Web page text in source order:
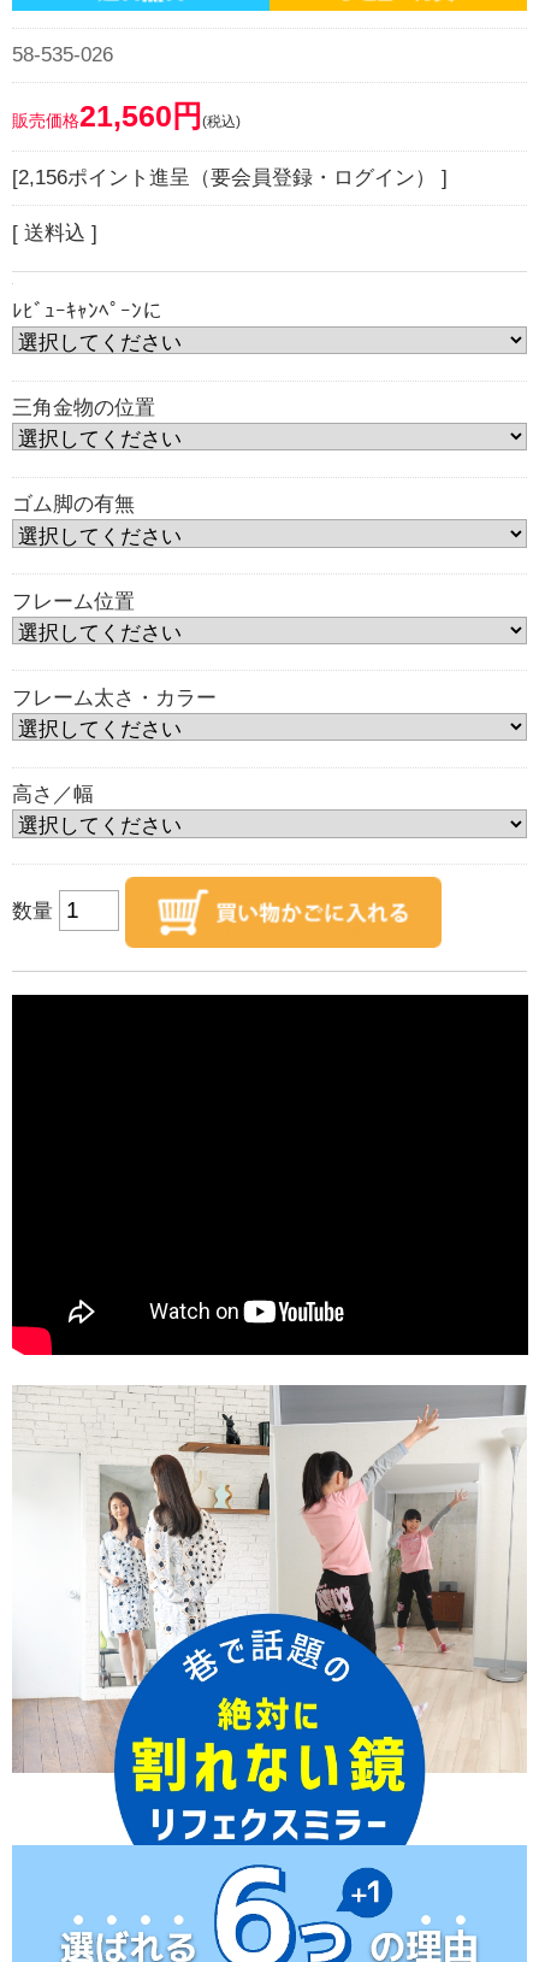
58-535-026
販売価格21,560円 (税込)
[2,156ポイント進呈（要会員登録・ログイン） ]
[ 送料込 ]
ﾚﾋﾞｭｰｷｬﾝﾍﾟｰﾝに
三角金物の位置
ゴム脚の有無
フレーム位置
フレーム太さ・カラー
高さ／幅
数量